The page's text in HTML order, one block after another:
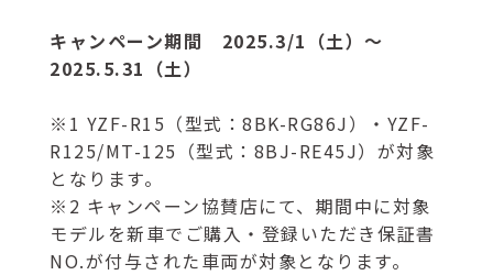
キャンペーン期間 2025.3/1（土）～
2025.5.31（土）
※1 YZF-R15（型式：8BK-RG86J）・YZF-
R125/MT-125（型式：8BJ-RE45J）が対象
となります。
※2 キャンペーン協賛店にて、期間中に対象
モデルを新車でご購入・登録いただき保証書
NO.が付与された車両が対象となります。